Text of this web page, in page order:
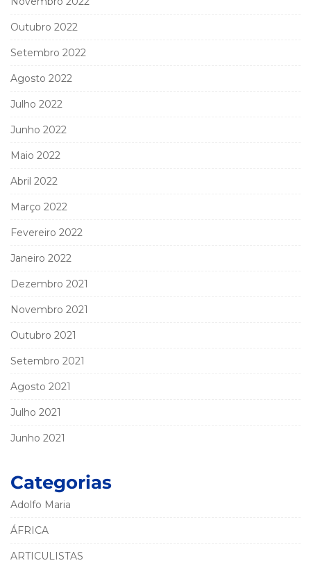
Outubro 2022
Setembro 2022
Agosto 2022
Julho 2022
Junho 2022
Maio 2022
Abril 2022
Março 2022
Fevereiro 2022
Janeiro 2022
Dezembro 2021
Novembro 2021
Outubro 2021
Setembro 2021
Agosto 2021
Julho 2021
Junho 2021
Categorias
Adolfo Maria
ÁFRICA
ARTICULISTAS